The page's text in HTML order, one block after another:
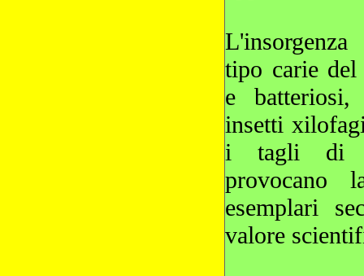
tipo carie del
e batteriosi,
insetti
i tagli di
provocano
esemplari
valore